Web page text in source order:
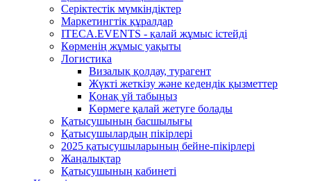
Серіктестік мүмкіндіктер
Маркетингтік құралдар
ITECA.EVENTS - қалай жұмыс істейді
Көрменің жұмыс уақыты
Логистика
Визалық қолдау, турагент
Жүкті жеткізу және кедендік қызметтер
Қонақ үй табыңыз
Kөрмеге қалай жетуге болады
Қатысушының басшылығы
Қатысушылардың пікірлері
2025 қатысушыларының бейне-пікірлері
Жаңалықтар
Қатысушының кабинеті